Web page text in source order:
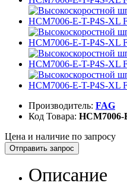
Производитель: FAG
Код Товара: HCM7006-
Цена и наличие по запросу
Отправить запрос
Описание